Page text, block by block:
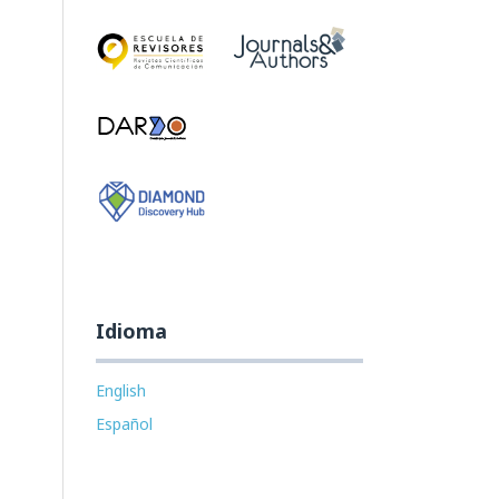
Idioma
English
Español